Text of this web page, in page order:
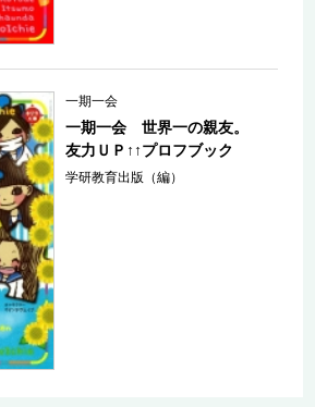
一期一会
一期一会 世界一の親友。
友力ＵＰ↑↑プロフブック
学研教育出版（編）